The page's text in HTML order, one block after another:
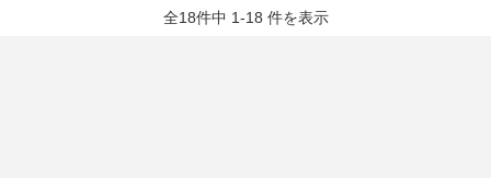
全18件中 1-18 件を表示